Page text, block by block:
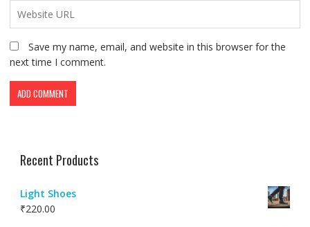
Save my name, email, and website in this browser for the
next time I comment.
Recent Products
Light Shoes
₹220.00